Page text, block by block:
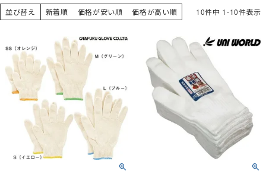
並び替え 新着順 価格が安い順 価格が高い順 10件中 1-10件表示